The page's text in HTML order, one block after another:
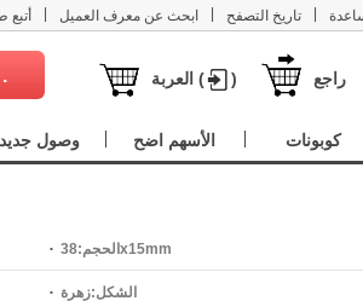
أتبع ابحث عن معرف العميل تاريخ التصفح
العربة ( ) راجع
وصول الأسهم اضح كوبونات
الحجم:38x15mm
الشكل:زهرة